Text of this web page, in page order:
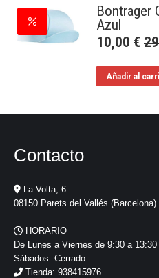
Bontrager
Azul
10,00 €
Añadir al
Contacto
La Volta, 6
08150 Parets del Vallés (Barcelona)
HORARIO
De Lunes a Viernes de 9:30 a
Sábados: Cerrado
Tienda: 938415976